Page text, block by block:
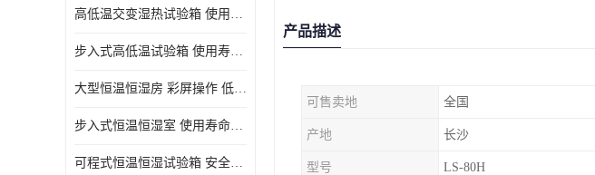
高低温交变湿热试验箱 使用寿命长 造型美观大方新颖
步入式高低温试验箱 使用寿命长 低耗电量 平稳电流
大型恒温恒湿房 彩屏操作 低耗电量 平稳电流
步入式恒温恒湿室 使用寿命长 移动和放置方便
可程式恒温恒湿试验箱 安全可靠 美观实用 清洁更方便
产品描述
可售卖地 全国
产地 长沙
型号 LS-80H